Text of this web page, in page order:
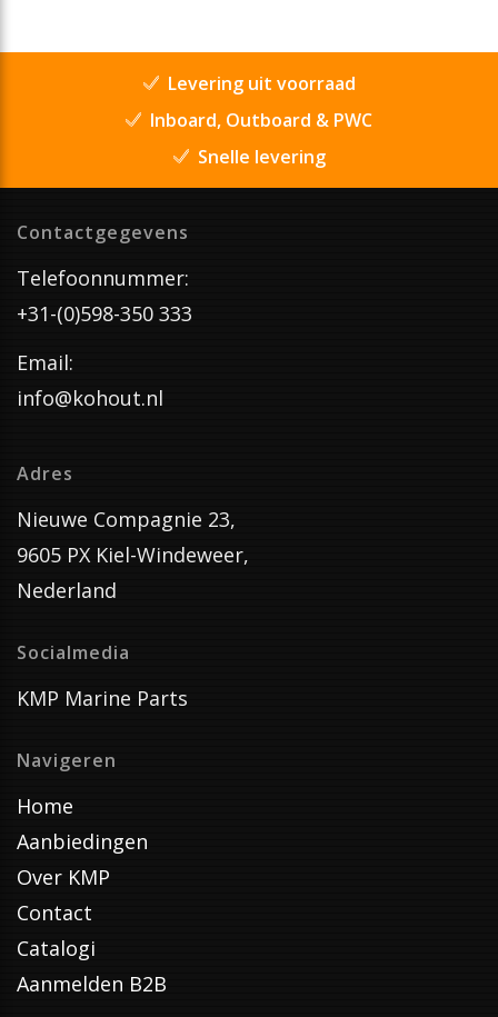
Levering uit voorraad
Inboard, Outboard & PWC
Snelle levering
Contactgegevens
Telefoonnummer:
+31-(0)598-350 333
Email:
info@kohout.nl
Adres
Nieuwe Compagnie 23,
9605 PX Kiel-Windeweer,
Nederland
Socialmedia
KMP Marine Parts
Navigeren
Home
Aanbiedingen
Over KMP
Contact
Catalogi
Aanmelden B2B